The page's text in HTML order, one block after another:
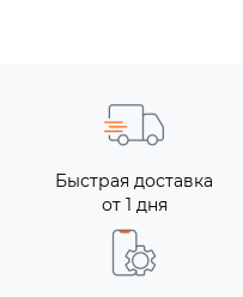
Быстрая доставка
от 1 дня